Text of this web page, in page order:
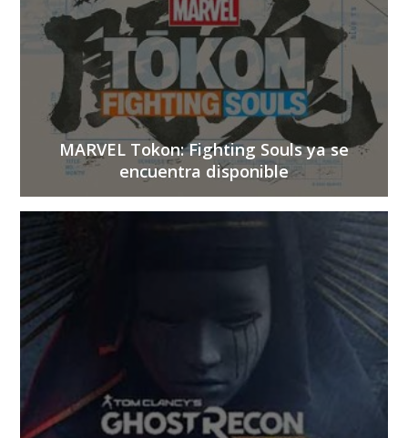
MARVEL Tokon: Fighting Souls ya se
encuentra disponible